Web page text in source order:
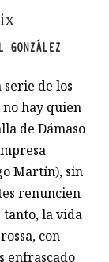
GONZÁLEZ
de los
hay quien
de Dámaso
Martín), sin
renuncien
la vida
con
enfrascado